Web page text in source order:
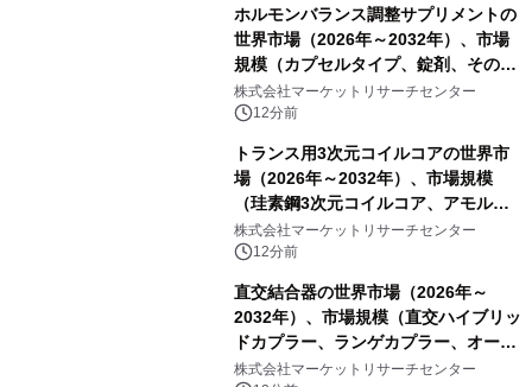
ホルモンバランス調整サプリメントの
世界市場（2026年～2032年）、市場
規模（カプセルタイプ、錠剤、その
他）・分析レポートを発表
株式会社マーケットリサーチセンター
12分前
トランス用3次元コイルコアの世界市
場（2026年～2032年）、市場規模
（珪素鋼3次元コイルコア、アモルフ
ァス合金3次元コイルコア）・分析レ
ポートを発表
株式会社マーケットリサーチセンター
12分前
直交結合器の世界市場（2026年～
2032年）、市場規模（直交ハイブリッ
ドカプラー、ランゲカプラー、オーバ
ーレイカプラー、その他）・分析レポ
株式会社マーケットリサーチセンター